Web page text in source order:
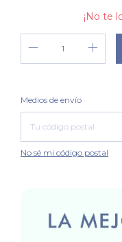
¡No te
Entregas para el CP:
Medios de envío
No sé mi código postal